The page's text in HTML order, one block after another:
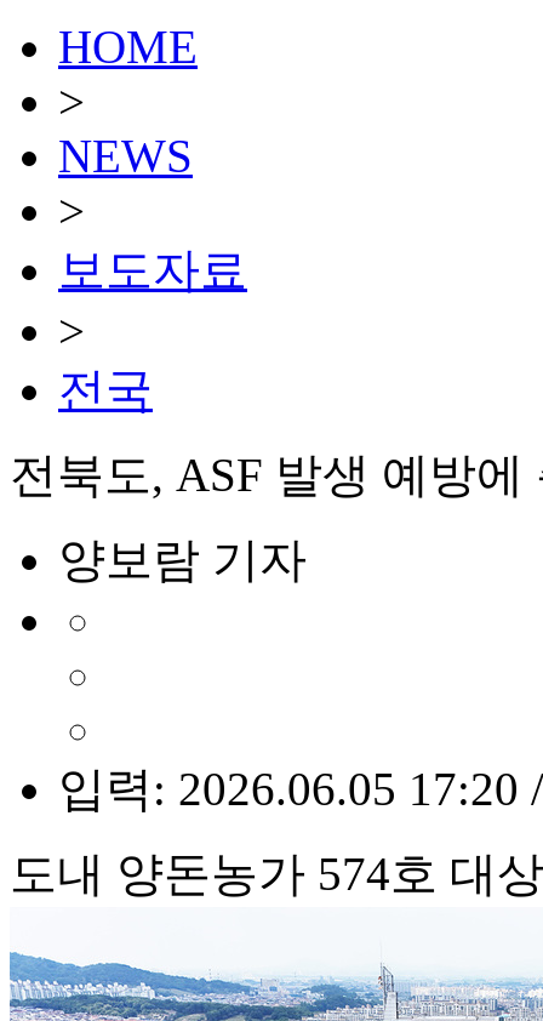
HOME
>
NEWS
>
보도자료
>
전국
전북도, ASF 발생 예방에
양보람 기자
입력: 2026.06.05 17:20
도내 양돈농가 574호 대